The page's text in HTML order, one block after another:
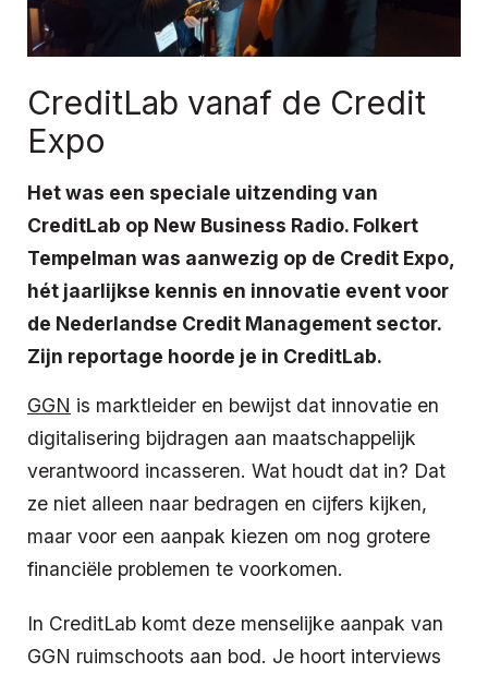
CreditLab vanaf de Credit
Expo
Het was een speciale uitzending van
CreditLab op New Business Radio. Folkert
Tempelman was aanwezig op de Credit Expo,
hét jaarlijkse kennis en innovatie event voor
de Nederlandse Credit Management sector.
Zijn reportage hoorde je in CreditLab.
GGN is marktleider en bewijst dat innovatie en
digitalisering bijdragen aan maatschappelijk
verantwoord incasseren. Wat houdt dat in? Dat
ze niet alleen naar bedragen en cijfers kijken,
maar voor een aanpak kiezen om nog grotere
financiële problemen te voorkomen.
In CreditLab komt deze menselijke aanpak van
GGN ruimschoots aan bod. Je hoort interviews